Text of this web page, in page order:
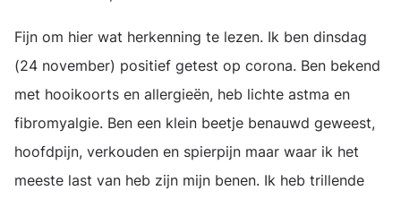
Fijn om hier wat herkenning te lezen. Ik ben dinsdag
(24 november) positief getest op corona. Ben bekend
met hooikoorts en allergieën, heb lichte astma en
fibromyalgie. Ben een klein beetje benauwd geweest,
hoofdpijn, verkouden en spierpijn maar waar ik het
meeste last van heb zijn mijn benen. Ik heb trillende